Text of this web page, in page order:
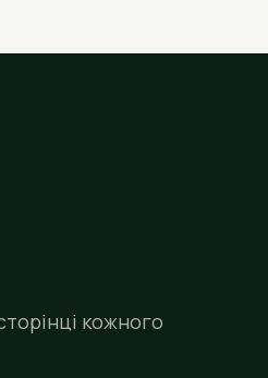
кожного